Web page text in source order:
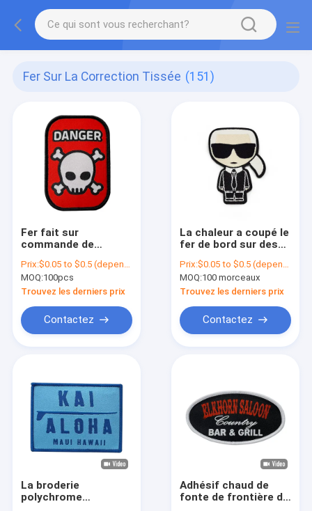
Fer Sur La Correction Tissée (151)
Fer fait sur
commande de
sur les corrections
lavables tissées de
label de correction
pour des chapeaux
d'habillement
Prix:$0.05 to $0.5 (depends on the design and order quantity)
MOQ:100pcs
Trouvez les derniers prix
Contactez
La chaleur a coupé le
fer de bord sur des
de textile de label
classent le label
adapté aux besoins
du client
d'habillement
Prix:$0.05 to $0.5 (depends on the design and order quantity)
MOQ:100 morceaux
Trouvez les derniers prix
Contactez
La broderie
polychrome
Adhésif chaud de
fonte de frontière de